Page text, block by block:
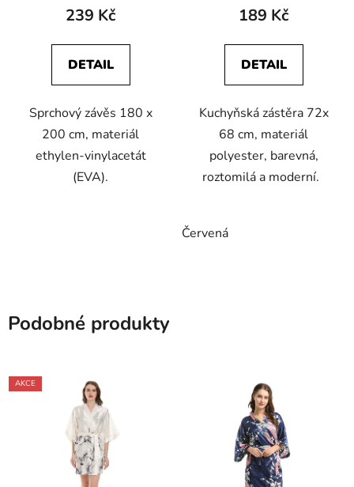
239 Kč
DETAIL
Sprchový závěs 180 x
200 cm, materiál
ethylen-vinylacetát
(EVA).
189 Kč
DETAIL
Kuchyňská zástěra 72x
68 cm, materiál
polyester, barevná,
roztomilá a moderní.
Červená
Podobné produkty
AKCE